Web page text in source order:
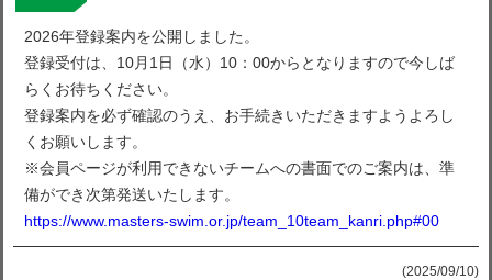
2026年登録案内を公開しました。
登録受付は、10月1日（水）10：00からとなりますので今しば
らくお待ちください。
登録案内を必ず確認のうえ、お手続きいただきますようよろし
くお願いします。
※会員ページが利用できないチームへの書面でのご案内は、準
備ができ次第発送いたします。
https://www.masters-swim.or.jp/team_10team_kanri.php#00
(2025/09/10)